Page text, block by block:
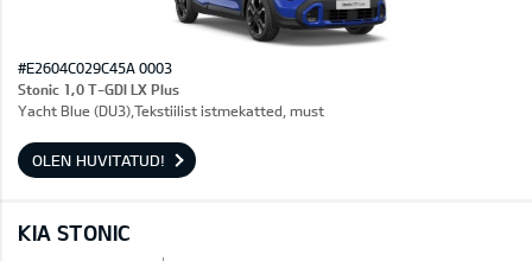
#E2604C029C45A 0003
Stonic 1,0 T-GDI LX Plus
Yacht Blue (DU3),Tekstiilist istmekatted, must
OLEN HUVITATUD!
KIA STONIC